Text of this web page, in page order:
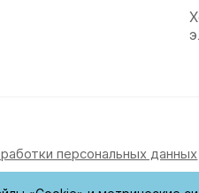
персональных данных